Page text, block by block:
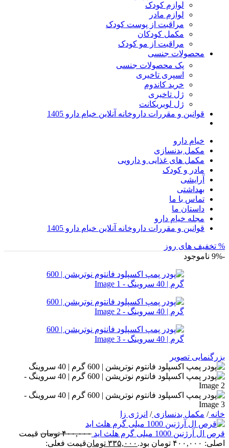
لوازم کودک
لوازم مادر
مراقبت از پوست کودک
مکمل کودکان
مراقبت از مو کودک
محصولات جنسی
پک محصولات جنسی
اسپری تاخیری
خرید کاندوم
ژل تاخیری
ژل لوبریکانت
قوانین و مقررات داروخانه آنلاین خیام دارو 1405
خیام دارو
مکمل بدنسازی
مکمل های غذایی و دارویی
مادر و کودک
آرایشی
بهداشتی
تماس با ما
داستان ما
مجله خیام دارو
قوانین و مقررات داروخانه آنلاین خیام دارو 1405
% تخفیف های روز
-9%
ناموجود
بزرگنمایی تصویر
خانه/ مکمل بدنسازی/ انرژی زا
قرص ال آرژنین 1000 میلی گرم هلث اید ۴۰۰,۰۰۰ تومان قیمت
اصلی: ۴۰۰,۰۰۰ تومان بود.
۳۳۵,۰۰۰ تومانقیمت فعلی: